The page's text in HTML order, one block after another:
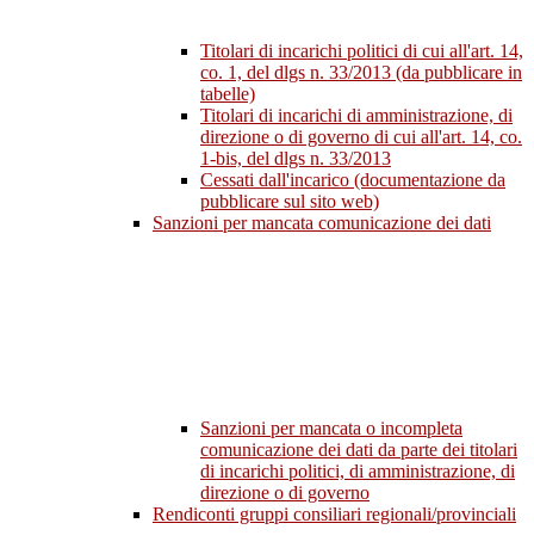
Titolari di incarichi politici di cui all'art. 14,
co. 1, del dlgs n. 33/2013 (da pubblicare in
tabelle)
Titolari di incarichi di amministrazione, di
direzione o di governo di cui all'art. 14, co.
1-bis, del dlgs n. 33/2013
Cessati dall'incarico (documentazione da
pubblicare sul sito web)
Sanzioni per mancata comunicazione dei dati
Sanzioni per mancata o incompleta
comunicazione dei dati da parte dei titolari
di incarichi politici, di amministrazione, di
direzione o di governo
Rendiconti gruppi consiliari regionali/provinciali